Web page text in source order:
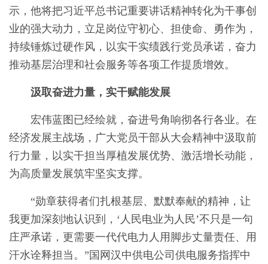
示，他将把习近平总书记重要讲话精神转化为干事创
业的强大动力，立足岗位守初心、担使命、勇作为，
持续锤炼过硬作风，以实干实绩践行党员承诺，奋力
推动基层治理和社会服务等各项工作提质增效。
汲取奋进力量，实干赋能发展
宏伟蓝图已经绘就，奋进号角响彻各行各业。在
经济发展主战场，广大党员干部从大会精神中汲取前
行力量，以实干担当厚植发展优势、激活增长动能，
为高质量发展筑牢坚实支撑。
“勋章获得者们扎根基层、默默奉献的精神，让
我更加深刻地认识到，‘人民电业为人民’不只是一句
庄严承诺，更需要一代代电力人用脚步丈量责任、用
汗水诠释担当。”国网汉中供电公司供电服务指挥中